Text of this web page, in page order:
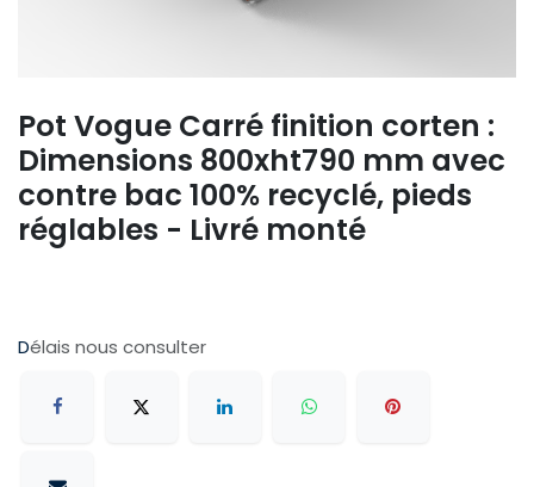
Pot Vogue Carré finition corten :
Dimensions 800xht790 mm avec
contre bac 100% recyclé, pieds
réglables - Livré monté
Délais nous consulter